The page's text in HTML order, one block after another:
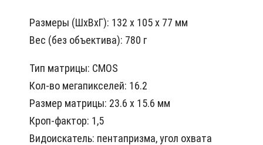
Размеры (ШхВхГ): 132 x 105 x 77 мм
Вес (без объектива): 780 г
Тип матрицы: CMOS
Кол-во мегапикселей: 16.2
Размер матрицы: 23.6 x 15.6 мм
Кроп-фактор: 1,5
Видоискатель: пентапризма, угол охвата